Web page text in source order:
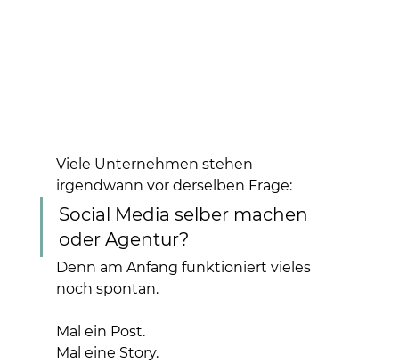
Viele Unternehmen stehen
irgendwann vor derselben Frage:
Social Media selber machen
oder Agentur?
Denn am Anfang funktioniert vieles
noch spontan.
Mal ein Post.
Mal eine Story.